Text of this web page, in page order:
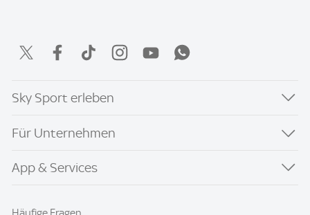
Sky Sport erleben
Für Unternehmen
App & Services